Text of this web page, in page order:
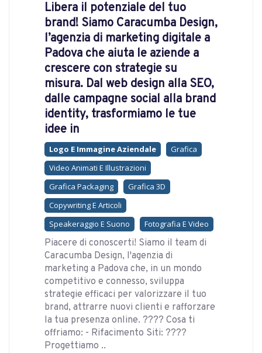
Libera il potenziale del tuo
brand! Siamo Caracumba Design,
l’agenzia di marketing digitale a
Padova che aiuta le aziende a
crescere con strategie su
misura. Dal web design alla SEO,
dalle campagne social alla brand
identity, trasformiamo le tue
idee in
Logo E Immagine Aziendale
Grafica
Video Animati E Illustrazioni
Grafica Packaging
Grafica 3D
Copywriting E Articoli
Speakeraggio E Suono
Fotografia E Video
Piacere di conoscerti! Siamo il team di
Caracumba Design, l'agenzia di
marketing a Padova che, in un mondo
competitivo e connesso, sviluppa
strategie efficaci per valorizzare il tuo
brand, attrarre nuovi clienti e rafforzare
la tua presenza online. ???? Cosa ti
offriamo: - Rifacimento Siti: ????️
Progettiamo ..